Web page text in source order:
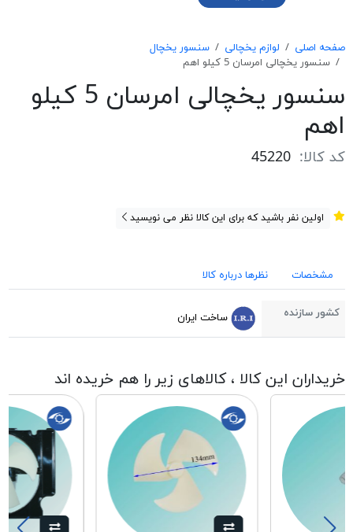
صفحه اصلی لوازم یخچالی
سنسور یخچال
سنسور يخچالی امرسان 5 كيلو اهم
سنسور يخچالی امرسان 5 كيلو
اهم
کد کالا: 45220
اولین نفر باشید که برای این کالا نظر می نویسید
مشخصات نظرها درباره کالا
کشور سازنده ساخت ایران
خریداران این کالا ، کالاهای زیر را هم خریده اند